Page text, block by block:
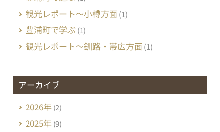
観光レポート～小樽方面 (1)
豊浦町で学ぶ (1)
観光レポート～釧路・帯広方面 (1)
アーカイブ
2026年(2)
2025年(9)